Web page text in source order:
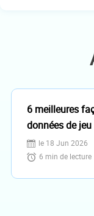
vous
ou
6 meilleures
données de
PC/Steam/PS4
le 18 Jun 2026
6 min de lecture